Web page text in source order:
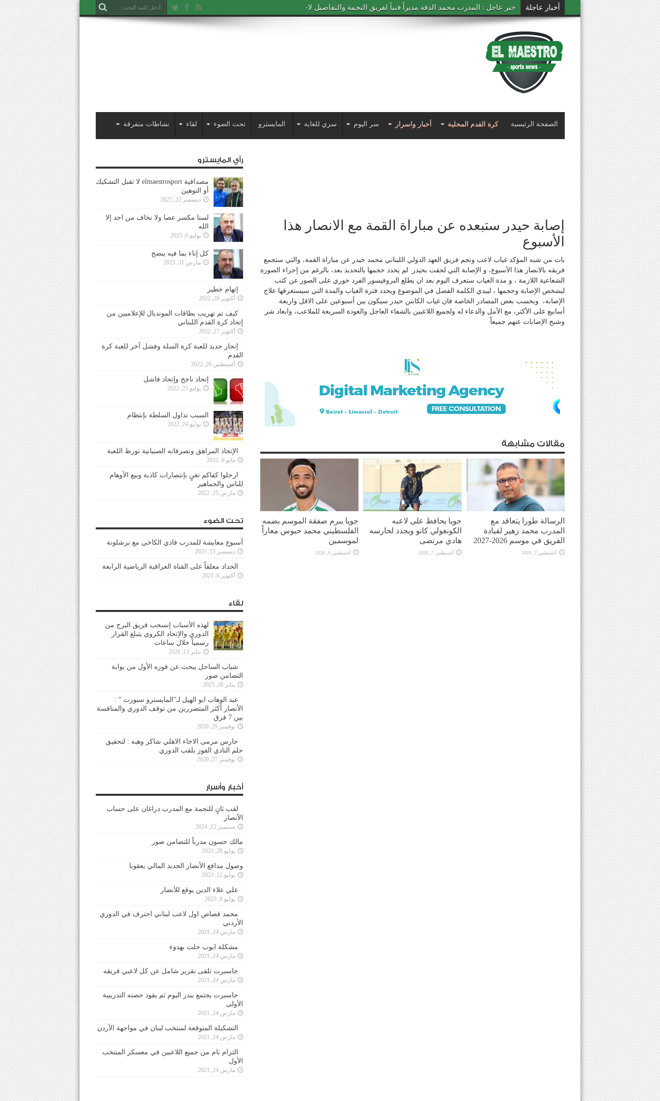
أخبار عاجلة خبر عاجل : المدرب محمد الدقة مديراً فنياً لفريق النجمة والتفاصيل لاحقاً
الصفحة الرئيسية كرة القدم المحلية أخبار واسرار سر اليوم سري للغاية المايسترو تحت الضوء لقاء نشاطات متفرقة
إصابة حيدر ستبعده عن مباراة القمة مع الانصار هذا
الأسبوع
بات من شبه المؤكد غياب لاعب ونجم فريق العهد الدولي اللبناني محمد حيدر عن مباراة القمة، والتي ستجمع
فريقه بالانصار هذا الأسبوع، و الإصابة التي لحقت بحيدر لم يحدد حجمها بالتحديد بعد، بالرغم من إجراء الصورة
الشعاعية اللازمة ، و مدة الغياب ستعرف اليوم بعد ان يطلع البروفيسور الفرد خوري على الصور عن كثب
ليشخص الإصابة وحجمها ، ليبدي الكلمة الفصل في الموضوع ويحدد فترة الغياب والمدة التي سيستغرقها علاج
الإصابة، وبحسب بعض المصادر الخاصة فان غياب الكابتن حيدر سيكون بين أسبوعين على الاقل واربعة
أسابيع على الأكثر، مع الأمل والدعاء له ولجميع اللاعبين بالشفاء العاجل والعودة السريعة للملاعب، وابعاد شر
وشبح الإصابات عنهم جميعاً
مقالات مشابهة
الرسالة طورا يتعاقد مع
المدرب محمد زهير لقيادة
الفريق في موسم 2026-2027
أغسطس 7, 2026
جويا يحافظ على لاعبه
الكونغولي كانو ويجدد لحارسه
هادي مرتضى
أغسطس 7, 2026
جويا يبرم صفقة الموسم بضمه
الفلسطيني محمد حبوس معاراً
لموسمين
أغسطس 6, 2026
رأي المايسترو
مصداقية elmaestrosport لا تقبل التشكيك
أو التوهين
ديسمبر 22, 2025
لسنا مكسر عصا ولا نخاف من احد إلا
الله
يوليو 6, 2025
كل إناء بما فيه ينضح
مارس 31, 2025
إتهام خطير
أكتوبر 28, 2022
كيف تم تهريب بطاقات المونديال للإعلاميين من
إتحاد كرة القدم اللبناني
أكتوبر 27, 2022
إنجاز جديد للعبة كرة السلة وفشل آخر للعبة كرة
القدم
أغسطس 26, 2022
إتحاد ناجح وإتحاد فاشل
يوليو 25, 2022
السبب تداول السلطة بإنتظام
يوليو 24, 2022
الإتحاد المراهق وتصرفاته الصبيانية تورط اللعبة
مايو 6, 2022
ارحلوا كفاكم تغنٍ بإنتصارات كاذبة وبيع الأوهام
للناس والجماهير
مارس 25, 2022
تحت الضوء
أسبوع معايشة للمدرب فادي الكاخي مع برشلونة
ديسمبر 11, 2023
الحداد معلقاً على القناة العراقية الرياضية الرابعة
أكتوبر 6, 2021
لقاء
لهذه الأسباب إنسحب فريق البرج من
الدوري والإتحاد الكروي يتبلغ القرار
رسمياً خلال ساعات
يناير 13, 2026
شباب الساحل يبحث عن فوزه الأول من بوابة
التضامن صور
يناير 26, 2025
عبد الوهاب ابو الهيل لـ”المايسترو سبورت ” :
الأنصار أكثر المتضررين من توقف الدوري والمنافسة
بين 7 فرق
نوفمبر 29, 2020
حارس مرمى الاخاء الاهلي شاكر وهبه : لتحقيق
حلم النادي الفوز بلقب الدوري
نوفمبر 27, 2020
أخبار وأسرار
لقب ثانٍ للنجمة مع المدرب دراغان على حساب
الأنصار
سبتمبر 15, 2024
مالك حسون مدرباً للتضامن صور
يوليو 28, 2023
وصول مدافع الأنصار الجديد المالي يعقوبا
يوليو 12, 2023
علي علاء الدين يوقع للأنصار
يوليو 8, 2023
محمد قصاص اول لاعب لبناني احترف في الدوري
الأردني
مارس 24, 2021
مشكلة ايوب حلت بهدوء
مارس 24, 2021
جاسبرت تلقى تقرير شامل عن كل لاعبي فريقه
مارس 24, 2021
جاسبرت يجتمع ببدر اليوم ثم يقود حصته التدريبية
الأولى
مارس 24, 2021
التشكيلة المتوقعة لمنتخب لبنان في مواجهة الأردن
مارس 24, 2021
التزام تام من جميع اللاعبين في معسكر المنتخب
الأول
مارس 24, 2021